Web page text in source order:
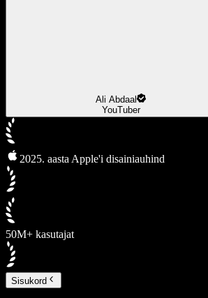
Ali Abdaal
YouTuber
2025. aasta Apple'i disainiauhind
50M+ kasutajat
Sisukord